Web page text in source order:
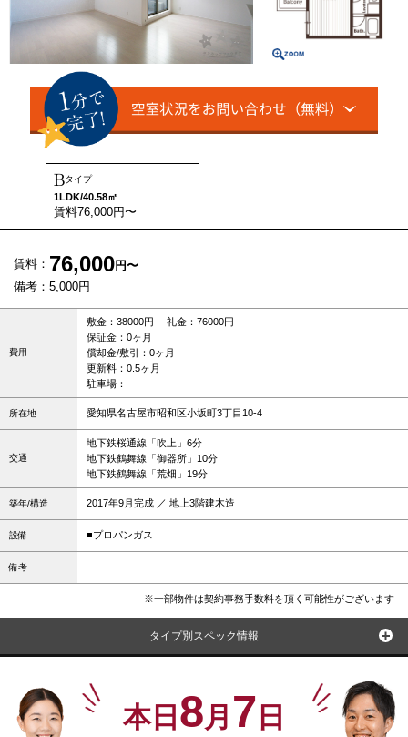
Bタイプ
1LDK/40.58㎡
賃料76,000円〜
賃料： 76,000円〜
備考：5,000円
費用
敷金：38000円 礼金：76000円
保証金：0ヶ月
償却金/敷引：0ヶ月
更新料：0.5ヶ月
駐車場：-
所在地 愛知県名古屋市昭和区小坂町3丁目10-4
交通
地下鉄桜通線「吹上」6分
地下鉄鶴舞線「御器所」10分
地下鉄鶴舞線「荒畑」19分
築年/構造 2017年9月完成 ／ 地上3階建木造
設備 ■プロパンガス
備考
※一部物件は契約事務手数料を頂く可能性がございます
タイプ別スペック情報
本日 8月 7 日